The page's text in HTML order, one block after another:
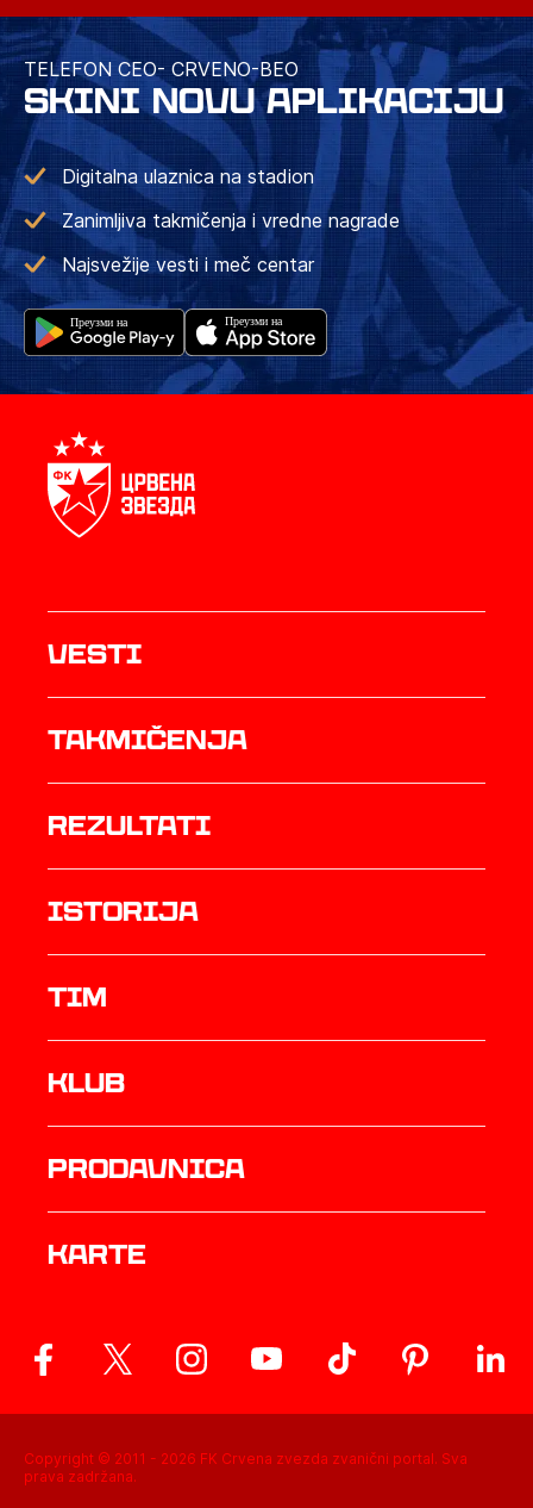
TELEFON CEO- CRVENO-BEO
SKINI NOVU APLIKACIJU
Digitalna ulaznica na stadion
Zanimljiva takmičenja i vredne nagrade
Najsvežije vesti i meč centar
Vesti
Takmičenja
rezultati
istorija
TIM
Klub
prodavnica
Karte
Copyright © 2011 - 2026 FK Crvena zvezda zvanični portal. Sva
prava zadržana.